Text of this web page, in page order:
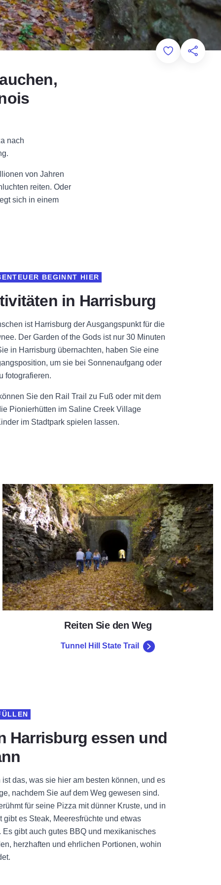
Add toDiese
nach
von Jahren
reiten. Oder
sich in einem
in Harrisburg
BEGINNT HIER
ist Harrisburg der Ausgangspunkt für die
Der Garden of the Gods ist nur 30 Minuten
in Harrisburg übernachten, haben Sie eine
um sie bei Sonnenaufgang oder
fotografieren.
Sie den Rail Trail zu Fuß oder mit dem
Pionierhütten im Saline Creek Village
im Stadtpark spielen lassen.
Reiten Sie den Weg
Tunnel Hill State Trail
Tunnel Hill State Trail
Harrisburg essen und
das, was sie hier am besten können, und es
nachdem Sie auf dem Weg gewesen sind.
für seine Pizza mit dünner Kruste, und in
gibt es Steak, Meeresfrüchte und etwas
Es gibt auch gutes BBQ und mexikanisches
herzhaften und ehrlichen Portionen, wohin